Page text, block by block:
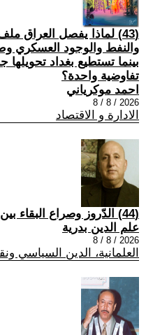
(43) لماذا يفصل العراق
والنفط والوجود العسكري
بينما تستطيع بغداد تحويلها
تفاوضية واحدة؟
احمد موكرياني
2026 / 8 / 8
الادارة و الاقتصاد
(44) الدّروز وصراع البقاء بين نار السّنّة وأتون التّشييع
علم الدين بدرية
2026 / 8 / 8
العلمانية، الدين السياسي